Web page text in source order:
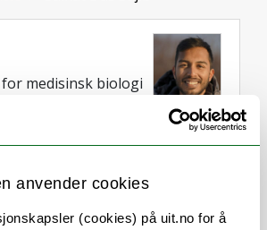
anvender cookies
(cookies) på uit.no for å
medisinsk biologi